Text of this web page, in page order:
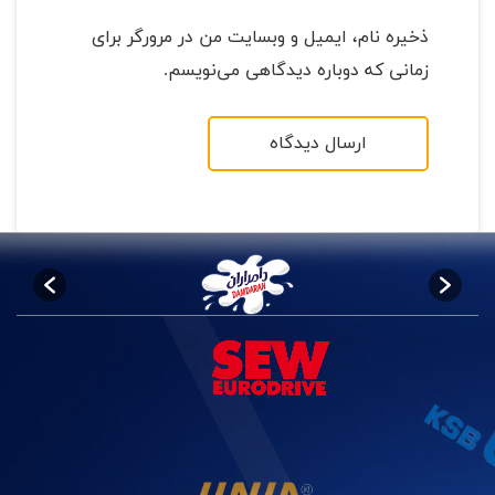
ذخیره نام، ایمیل و وبسایت من در مرورگر برای
زمانی که دوباره دیدگاهی می‌نویسم.